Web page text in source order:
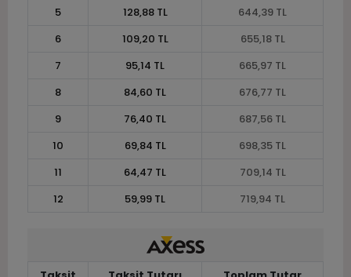
5
128,88 TL
644,39 TL
6
109,20 TL
655,18 TL
7
95,14 TL
665,97 TL
8
84,60 TL
676,77 TL
9
76,40 TL
687,56 TL
10
69,84 TL
698,35 TL
11
64,47 TL
709,14 TL
12
59,99 TL 719,94 TL